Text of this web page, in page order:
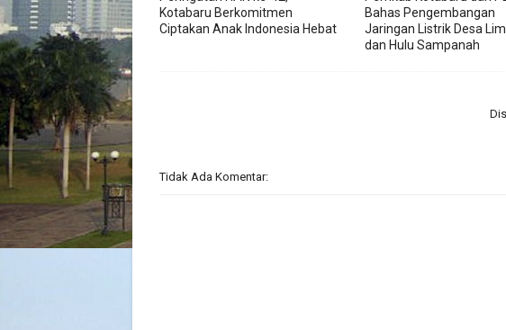
Kotabaru Berkomitmen
Ciptakan Anak Indonesia Hebat
Bahas Pengembangan
Jaringan Listrik Desa
dan Hulu Sampanah
Tidak Ada Komentar: